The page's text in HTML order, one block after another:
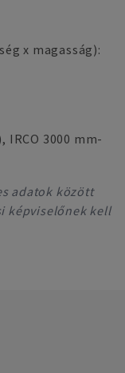
x magasság):
IRCO 3000 mm-
adatok között
képviselőnek kell